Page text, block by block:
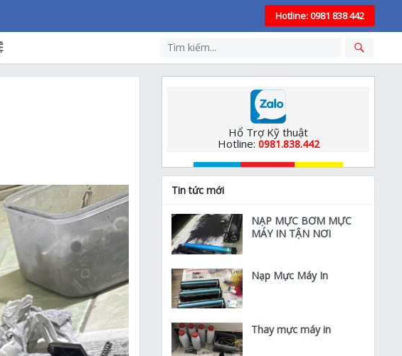
Hotline: 0981 838 442
Hổ Trợ Kỹ thuật
Hotline: 0981.838.442
Tin tức mới
NẠP MỰC BƠM MỰC
MÁY IN TẬN NƠI
Nạp Mực Máy In
Thay mực máy in